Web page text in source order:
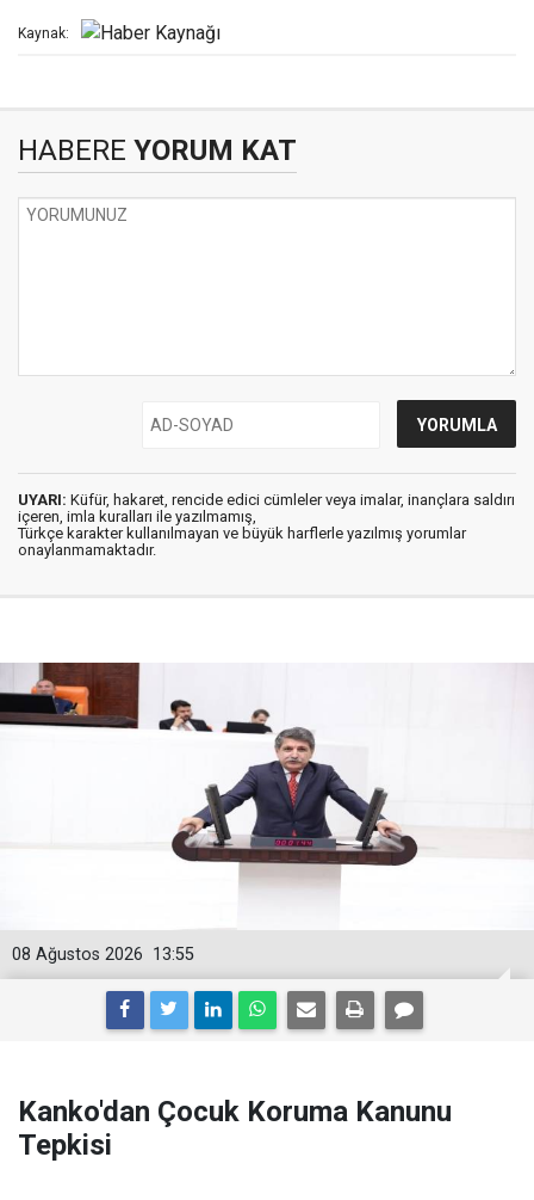
Kaynak:
HABERE YORUM KAT
UYARI: Küfür, hakaret, rencide edici cümleler veya imalar, inançlara saldırı
içeren, imla kuralları ile yazılmamış,
Türkçe karakter kullanılmayan ve büyük harflerle yazılmış yorumlar
onaylanmamaktadır.
13:55
08 Ağustos 2026
Kanko'dan Çocuk Koruma Kanunu
Tepkisi